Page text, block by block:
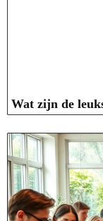
Wat zijn de